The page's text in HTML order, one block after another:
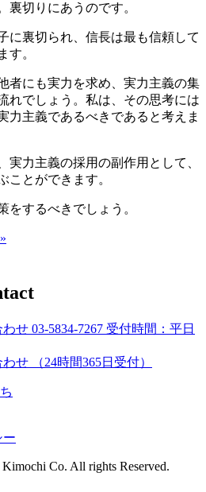
裏切りにあうのです。
裏切られ、信長は最も信頼して
す。
者にも実力を求め、実力主義の集
れでしょう。私は、その思考には
力主義であるべきであると考えま
力主義の採用の副作用として、
ことができます。
するべきでしょう。
わせ 03-5834-7267 受付時間：平日
わせ
（24時間365日受付）
ー
Co. All rights Reserved.